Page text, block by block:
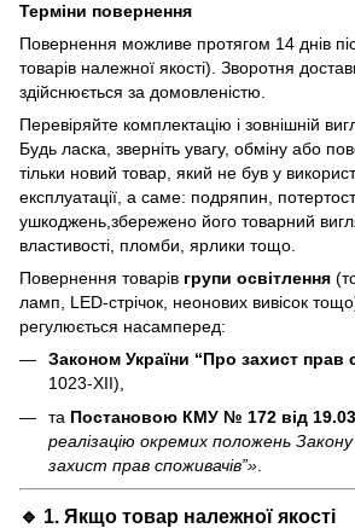
Терміни повернення
Повернення можливе протягом 14 днів
товарів належної якості). Зворотня
здійснюється за домовленістю.
Перевіряйте комплектацію і зовнішній
Будь ласка, зверніть увагу, обміну або
тільки новий товар, який не був у
експлуатації, а саме: подряпин,
ушкоджень,збережено його товарний
властивості, пломби, ярлики тощо.
Повернення товарів групи освітлення
ламп, LED-стрічок, неонових вивісок
регулюється насамперед:
Законом України “Про захист прав
1023-XII),
та Постановою КМУ № 172 від
реалізацію окремих положень
захист прав споживачів”».
🔹 1. Якщо товар належної якості